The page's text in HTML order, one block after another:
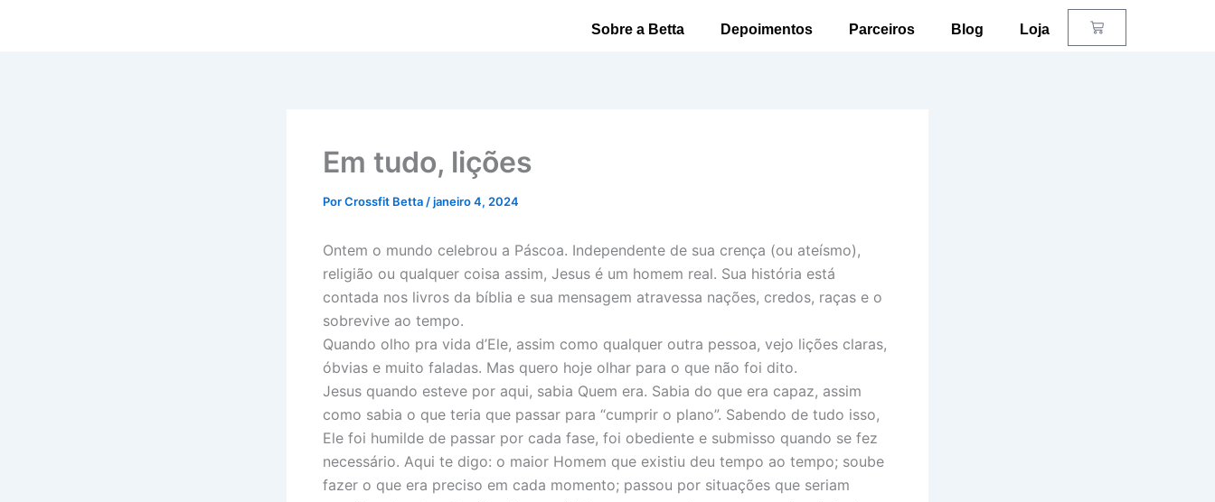
Sobre a Betta Depoimentos Parceiros Blog Loja Carrinho
Em tudo, lições
PorCrossfit Betta /janeiro 4, 2024
Ontem o mundo celebrou a Páscoa. Independente de sua crença (ou ateísmo),
religião ou qualquer coisa assim, Jesus é um homem real. Sua história está
contada nos livros da bíblia e sua mensagem atravessa nações, credos, raças e o
sobrevive ao tempo.
Quando olho pra vida d’Ele, assim como qualquer outra pessoa, vejo lições claras,
óbvias e muito faladas. Mas quero hoje olhar para o que não foi dito.
Jesus quando esteve por aqui, sabia Quem era. Sabia do que era capaz, assim
como sabia o que teria que passar para “cumprir o plano”. Sabendo de tudo isso,
Ele foi humilde de passar por cada fase, foi obediente e submisso quando se fez
necessário. Aqui te digo: o maior Homem que existiu deu tempo ao tempo; soube
fazer o que era preciso em cada momento; passou por situações que seriam